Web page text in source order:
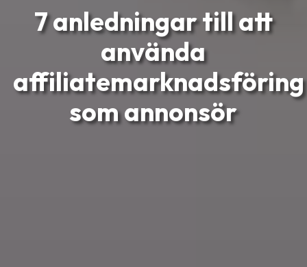
7 anledningar till att
använda
affiliatemarknadsföring
som annonsör